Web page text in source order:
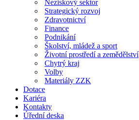
Neziskový sektor
Strategický rozvoj
Zdravotnictví
Finance
Podnikání
Školství, mládež a sport
Životní prostředí a zemědělství
Chytrý kraj
Volby
Materiály ZZK
Dotace
Kariéra
Kontakty
Úřední deska